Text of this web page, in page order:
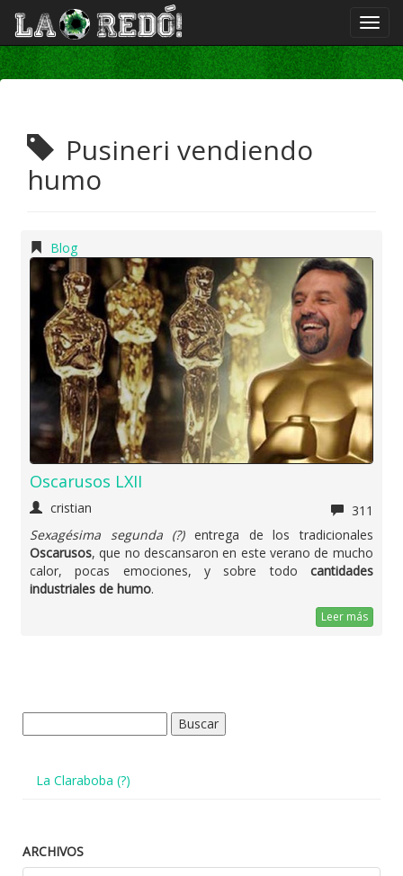
Pusineri vendiendo
humo
Blog
Oscarusos LXII
cristian
311
Sexagésima segunda (?)entrega de los tradicionales
Oscarusos, que no descansaron en este verano de mucho
calor, pocas emociones, y sobre todo cantidades
industriales de humo.
Leer más
La Claraboba (?)
ARCHIVOS